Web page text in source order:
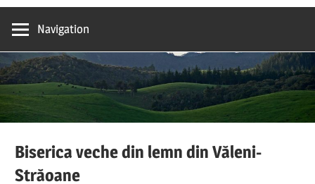
Navigation
Biserica veche din lemn din Văleni-
Străoane